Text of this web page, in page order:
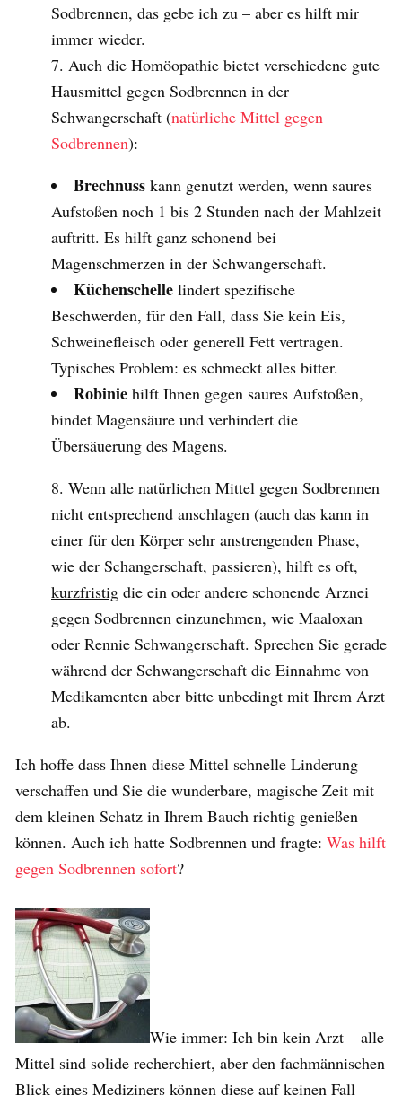
Sodbrennen, das gebe ich zu – aber es hilft mir
immer wieder.
Auch die Homöopathie bietet verschiedene gute
Hausmittel gegen Sodbrennen in der
Schwangerschaft (natürliche Mittel gegen
Sodbrennen):
Brechnuss kann genutzt werden, wenn saures
Aufstoßen noch 1 bis 2 Stunden nach der Mahlzeit
auftritt. Es hilft ganz schonend bei
Magenschmerzen in der Schwangerschaft.
Küchenschelle lindert spezifische
Beschwerden, für den Fall, dass Sie kein Eis,
Schweinefleisch oder generell Fett vertragen.
Typisches Problem: es schmeckt alles bitter.
Robinie hilft Ihnen gegen saures Aufstoßen,
bindet Magensäure und verhindert die
Übersäuerung des Magens.
Wenn alle natürlichen Mittel gegen Sodbrennen
nicht entsprechend anschlagen (auch das kann in
einer für den Körper sehr anstrengenden Phase,
wie der Schangerschaft, passieren), hilft es oft,
kurzfristig die ein oder andere schonende Arznei
gegen Sodbrennen einzunehmen, wie Maaloxan
oder Rennie Schwangerschaft. Sprechen Sie gerade
während der Schwangerschaft die Einnahme von
Medikamenten aber bitte unbedingt mit Ihrem Arzt
ab.
Ich hoffe dass Ihnen diese Mittel schnelle Linderung
verschaffen und Sie die wunderbare, magische Zeit mit
dem kleinen Schatz in Ihrem Bauch richtig genießen
können. Auch ich hatte Sodbrennen und fragte: Was hilft
gegen Sodbrennen sofort?
Wie immer: Ich bin kein Arzt – alle
Mittel sind solide recherchiert, aber den fachmännischen
Blick eines Mediziners können diese auf keinen Fall